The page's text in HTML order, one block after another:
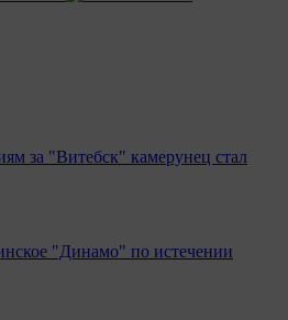
за "Витебск" камерунец стал
"Динамо" по истечении